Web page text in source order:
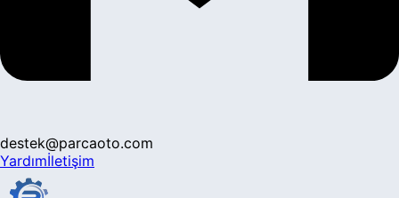
destek@parcaoto.com
Yardımİletişim